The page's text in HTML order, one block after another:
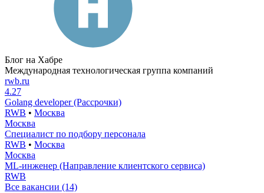
Блог на Хабре
Международная технологическая группа компаний
rwb.ru
4.27
Golang developer (Рассрочки)
RWB • Москва
Москва
Специалист по подбору персонала
RWB • Москва
Москва
ML-инженер (Направление клиентского сервиса)
RWB
Все вакансии (14)